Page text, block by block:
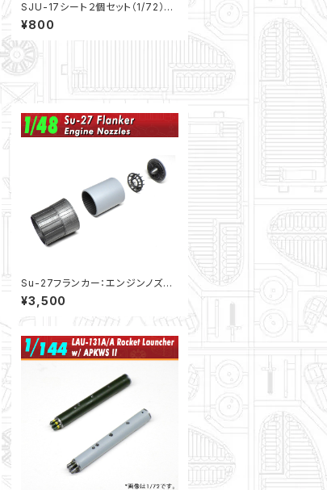
SJU-17シート２個セット（1/72）：
F/A-18E/Fスーパーホーネット
¥800
Su-27フランカー：エンジンノズル
（1/48）
¥3,500